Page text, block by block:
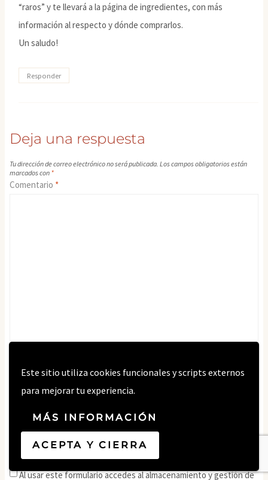
Este sitio utiliza cookies funcionales y scripts externos
para mejorar tu experiencia.
MÁS INFORMACIÓN
ACEPTA Y CIERRA
“raros” y te llevará a la página de ingredientes, con más
información al respecto y dónde comprarlos.
Un saludo!
Responder
Deja una respuesta
Tu dirección de correo electrónico no será publicada. Los campos obligatorios están
marcados con *
Comentario *
Nombre*
Correo electrónico *
Al usar este formulario accedes al almacenamiento y gestión de